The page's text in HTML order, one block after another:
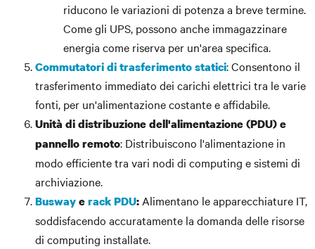
riducono le variazioni di potenza a breve termine.
Come gli UPS, possono anche immagazzinare
energia come riserva per un'area specifica.
Commutatori di trasferimento statici: Consentono il
trasferimento immediato dei carichi elettrici tra le varie
fonti, per un'alimentazione costante e affidabile.
Unità di distribuzione dell'alimentazione (PDU) e
pannello remoto: Distribuiscono l'alimentazione in
modo efficiente tra vari nodi di computing e sistemi di
archiviazione.
Buswayerack PDU: Alimentano le apparecchiature IT,
soddisfacendo accuratamente la domanda delle risorse
di computing installate.